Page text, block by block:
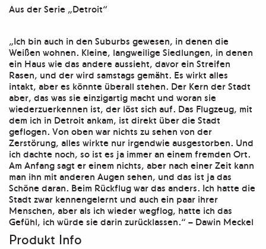
Aus der Serie „Detroit“
„Ich bin auch in den Suburbs gewesen, in denen die
Weißen wohnen. Kleine, langweilige Siedlungen, in denen
ein Haus wie das andere aussieht, davor ein Streifen
Rasen, und der wird samstags gemäht. Es wirkt alles
intakt, aber es könnte überall stehen. Der Kern der Stadt
aber, das was sie einzigartig macht und woran sie
wiederzuerkennen ist, der löst sich auf. Das Flugzeug, mit
dem ich in Detroit ankam, ist direkt über die Stadt
geflogen. Von oben war nichts zu sehen von der
Zerstörung, alles wirkte nur irgendwie ausgestorben. Und
ich dachte noch, so ist es ja immer an einem fremden Ort.
Am Anfang sagt er einem nichts, aber nach einer Zeit kann
man ihn mit anderen Augen sehen, und das ist ja das
Schöne daran. Beim Rückflug war das anders. Ich hatte die
Stadt zwar kennengelernt und auch ein paar ihrer
Menschen, aber als ich wieder wegflog, hatte ich das
Gefühl, ich würde sie darin zurücklassen.“ – Dawin Meckel
Produkt Info